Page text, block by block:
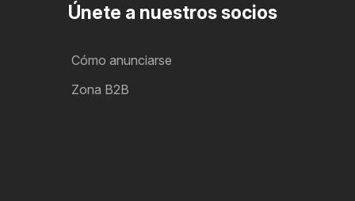
Únete a nuestros socios
Cómo anunciarse
Zona B2B